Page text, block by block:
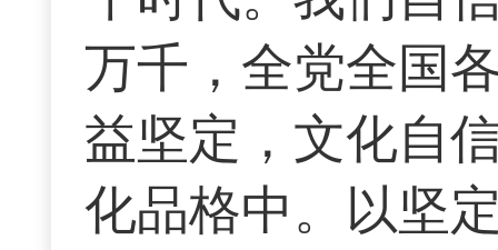
万千，全党全国
益坚定，文化自
化品格中。以坚